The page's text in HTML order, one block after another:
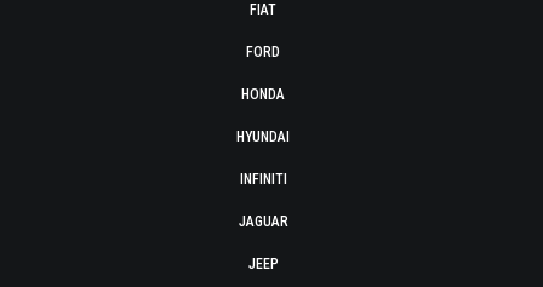
FIAT
FORD
HONDA
HYUNDAI
INFINITI
JAGUAR
JEEP